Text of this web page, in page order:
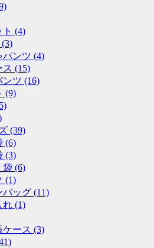
(4)
(3)
パンツ (4)
ス (15)
ンツ (16)
(9)
(39)
(6)
(3)
袋 (6)
(1)
バッグ (11)
れ (1)
ケース (3)